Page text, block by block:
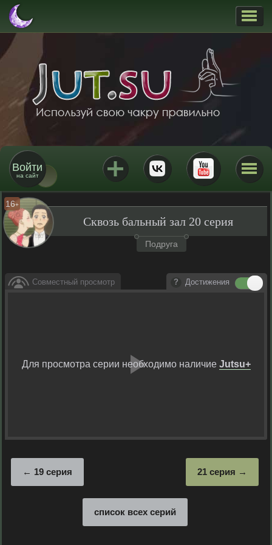
Войти
на сайт
16+
Сквозь бальный зал 20 серия
Подруга
Совместный просмотр Достижения
Для просмотра серии необходимо наличие Jutsu+
видео
21 серия
19 серия
список всех серий